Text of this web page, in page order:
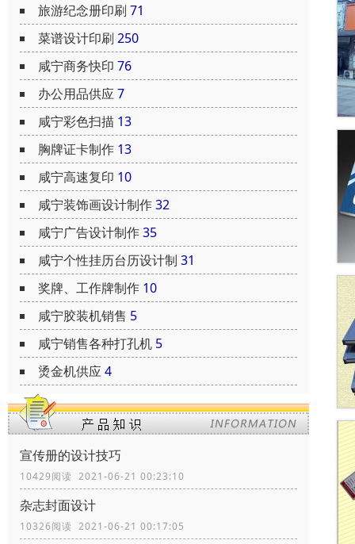
旅游纪念册印刷 71
菜谱设计印刷 250
咸宁商务快印 76
办公用品供应7
咸宁彩色扫描 13
胸牌证卡制作 13
咸宁高速复印 10
咸宁装饰画设计制作32
咸宁广告设计制作35
咸宁个性挂历台历设计制 31
奖牌、工作牌制作 10
咸宁胶装机销售 5
咸宁销售各种打孔机 5
烫金机供应4
宣传册的设计技巧
10429阅读 2021-06-21 00:23:10
杂志封面设计
10326阅读 2021-06-21 00:17:05